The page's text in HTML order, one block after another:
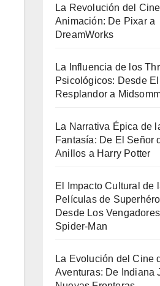
La Revolución del
Animación: De Pixar a
DreamWorks
La Influencia de los
Psicológicos: Desde El
Resplandor a
La Narrativa Épica de
Fantasía: De El Señor
Anillos a Harry Potter
El Impacto Cultural de
Películas de
Desde Los
Spider-Man
La Evolución del Cine
Aventuras: De Indiana